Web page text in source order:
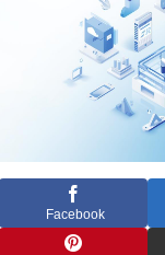
Facebook